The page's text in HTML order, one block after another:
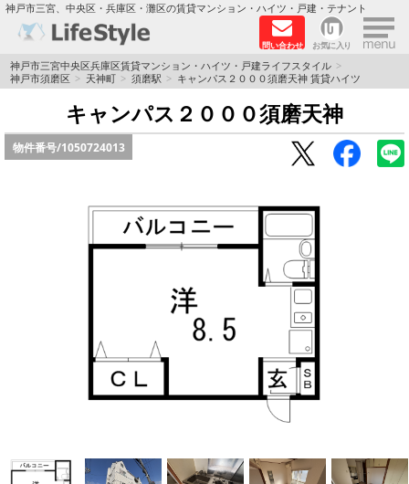
神戸市三宮、中央区・兵庫区・灘区の賃貸マンション・ハイツ・戸建・テナント
問い合わせ お気に入り ×
TOPページ
神戸の単身向けマンション特集
新築物件
ペット飼育可能
地域から探す
神戸市三宮中央区兵庫区賃貸マンション・ハイツ・戸建ライフスタイル
神戸市須磨区
天神町 須磨駅 キャンパス２０００須磨天神 賃貸ハイツ
キャンパス２０００須磨天神
物件番号/1050724013